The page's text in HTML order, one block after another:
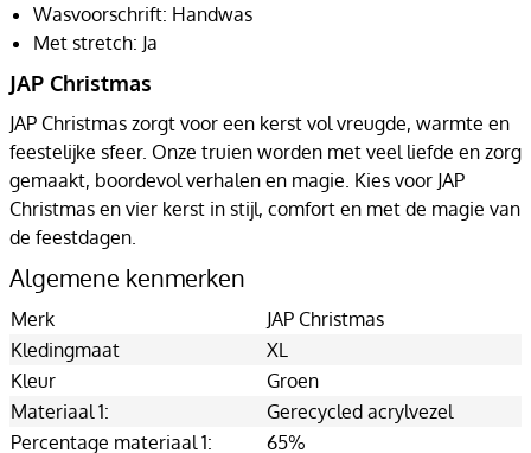
Wasvoorschrift: Handwas
Met stretch: Ja
JAP Christmas
JAP Christmas zorgt voor een kerst vol vreugde, warmte en
feestelijke sfeer. Onze truien worden met veel liefde en zorg
gemaakt, boordevol verhalen en magie. Kies voor JAP
Christmas en vier kerst in stijl, comfort en met de magie van
de feestdagen.
Algemene kenmerken
Merk
JAP Christmas
Kledingmaat
XL
Kleur
Groen
Materiaal 1:
Gerecycled acrylvezel
Percentage materiaal 1:
65%